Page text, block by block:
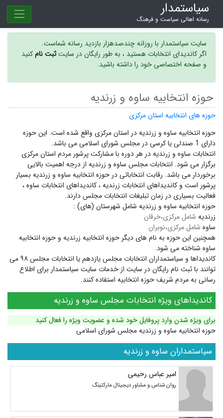
سیاستمدار
رسانه اهالی سیاست و فرهنگ
سایت سیاستمدار با روزانه چندصدهزار بازدید رسانه شماست.
اگر کاندیدای انتخابات هستید ، به طور رایگان در سایتثبت نامکنید
و صفحه اختصاصی خود را داشته باشید.
حوزه انتخابیه ساوه و زرندیه
حوزه های انتخابیه استان مرکزی
حوزه انتخابیه ساوه و زرندیه در استان مرکزی واقع شده است. این حوزه
دارای 1 صندلی یا کرسی در مجلس شورای اسلامی می باشد.
انتخابات ساوه و زرندیه در هر دوره با مشارکت پرشور مردم استان مرکزی
برگزار می شود. انتخابات مجلس ساوه و زرندیه از درجه اهمیت بالایی
برخوردار می باشد. رقابت انتخاباتی در حوزه انتخابیه ساوه و زرندیه بسیار
پرشور است و کاندیداهای انتخابات زرندیه ،کاندیداهای انتخابات ساوه ،
فعالیت بسیاری در زمان تبلیغات انتخابات مجلس دارند.
حوزه انتخابیه ساوه و زرندیه شامل شهرستان (های) :
زرندیه شامل مرکزی،خرقان
ساوه شامل مرکزی،نوبران
همچنین این حوزه به نام های دیگر حوزه انتخابیه زرندیه و حوزه انتخابیه
ساوه شناخته می شود.
کاندیداها و سیاستمداران انتخابات مجلس یازدهم یا انتخابات مجلس ۹۸ می
توانند با ثبت نام رایگان در سایت از خدمات سایت سیاستمدار برای اطلاع
رسانی به مردم شریف حوزه انتخابیه استفاده کنند.
کاندیداهای ویژه انتخابات مجلس ساوه و زرندیه
برای ویژه شدن وارد پروفایل خود شده و عضویت ویژه را فعال کنید
حوزه انتخابیه ساوه و زرندیه مجلس شورای اسلامی
سیاستمداران ساوه و زرندیه
امیر عباس رحیمی
روان شناس و مشاور دیجیتال مارکتینگ